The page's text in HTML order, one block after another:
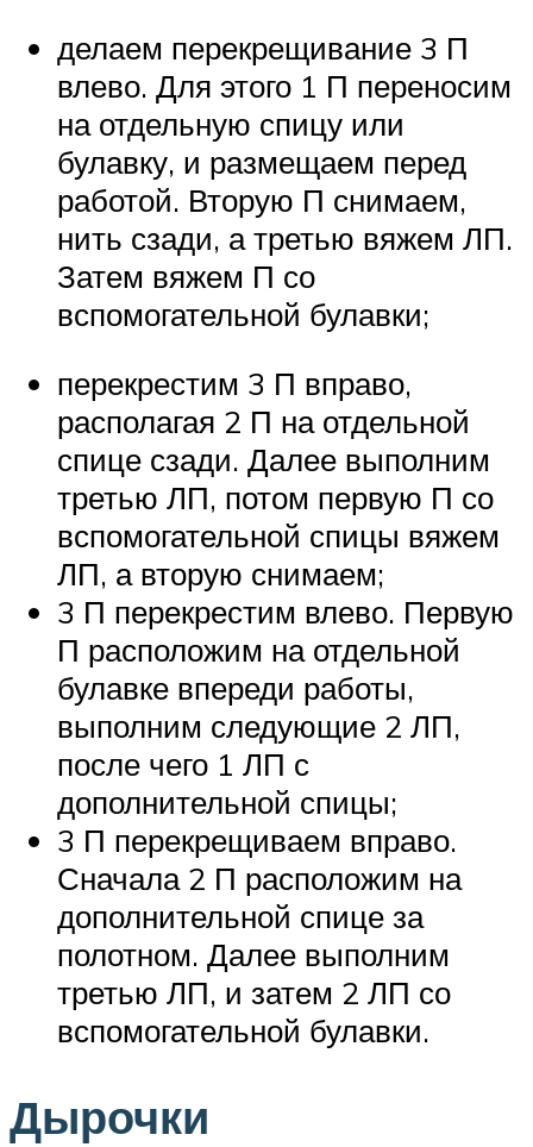
делаем перекрещивание 3 П
влево. Для этого 1 П переносим
на отдельную спицу или
булавку, и размещаем перед
работой. Вторую П снимаем,
нить сзади, а третью вяжем ЛП.
Затем вяжем П со
вспомогательной булавки;
перекрестим 3 П вправо,
располагая 2 П на отдельной
спице сзади. Далее выполним
третью ЛП, потом первую П со
вспомогательной спицы вяжем
ЛП, а вторую снимаем;
3 П перекрестим влево. Первую
П расположим на отдельной
булавке впереди работы,
выполним следующие 2 ЛП,
после чего 1 ЛП с
дополнительной спицы;
3 П перекрещиваем вправо.
Сначала 2 П расположим на
дополнительной спице за
полотном. Далее выполним
третью ЛП, и затем 2 ЛП со
вспомогательной булавки.
Дырочки